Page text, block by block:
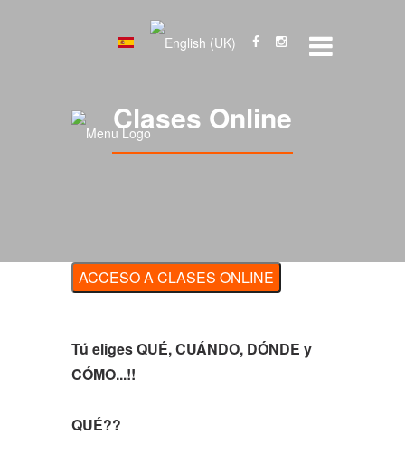
Clases Online
ACCESO A CLASES ONLINE
Tú eliges QUÉ, CUÁNDO, DÓNDE y
CÓMO...!!
QUÉ??